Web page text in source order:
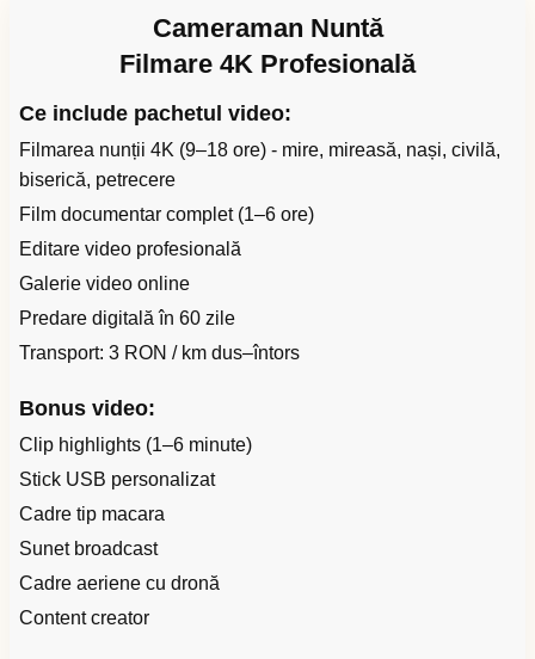
Cameraman Nuntă
Filmare 4K Profesională
Ce include pachetul video:
Filmarea nunții 4K (9–18 ore) - mire, mireasă, nași, civilă,
biserică, petrecere
Film documentar complet (1–6 ore)
Editare video profesională
Galerie video online
Predare digitală în 60 zile
Transport: 3 RON / km dus–întors
Bonus video:
Clip highlights (1–6 minute)
Stick USB personalizat
Cadre tip macara
Sunet broadcast
Cadre aeriene cu dronă
Content creator